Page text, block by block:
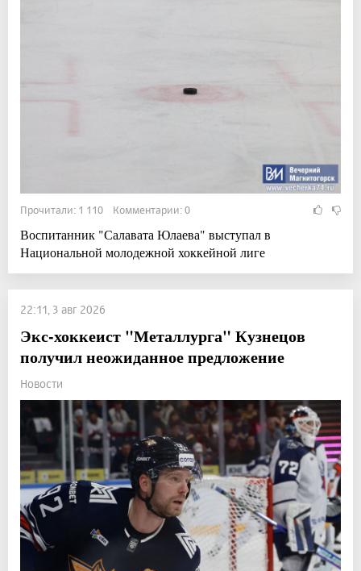
Прочитали: 1 110 Комментарии: 0
Воспитанник "Салавата Юлаева" выступал в
Национальной молодежной хоккейной лиге
22:11, 3 авг 2026
Экс-хоккеист "Металлурга" Кузнецов
получил неожиданное предложение
Новости